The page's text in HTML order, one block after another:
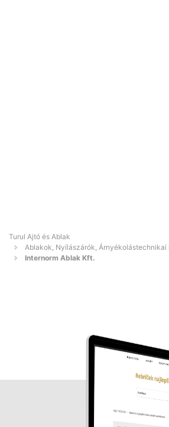
Turul Ajtó és Ablak
Ablakok, Nyílászárók,
Internorm Ablak Kft.